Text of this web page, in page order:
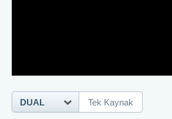
DUAL Tek Kaynak